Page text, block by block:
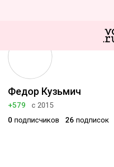
Федор Кузьмич
+579
с 2015
0 подписчиков 26 подписок